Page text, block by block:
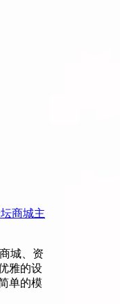
城、资
雅的设
单的模